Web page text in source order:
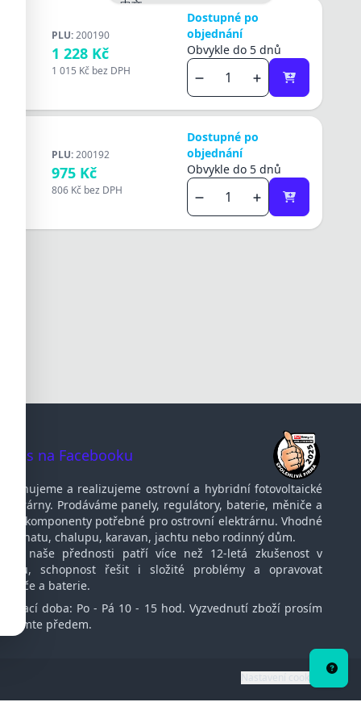
中文
हिन्दी
je
PLU:200190
1 228 Kč
1 015 Kč bez DPH
Dostupné po
objednání
Obvykle do 5 dnů
PLU:200192
975 Kč
806 Kč bez DPH
Dostupné po
objednání
Obvykle do 5 dnů
nás na Facebooku
Navrhujeme a realizujeme ostrovní a hybridní fotovoltaické
elektrárny. Prodáváme panely, regulátory, baterie, měniče a
další komponenty potřebné pro ostrovní elektrárnu. Vhodné
pro chatu, chalupu, karavan, jachtu nebo rodinný dům.
Mezi naše přednosti patří více než 12-letá zkušenost v
oboru, schopnost řešit i složité problémy a opravovat
měniče a baterie.
Otvírací doba: Po - Pá 10 - 15 hod. Vyzvednutí zboží prosím
oznamte předem.
Nastavení cookies